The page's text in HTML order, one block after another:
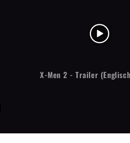
X-Men 2 - Trailer